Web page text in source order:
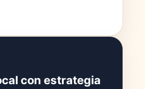
con estrategia